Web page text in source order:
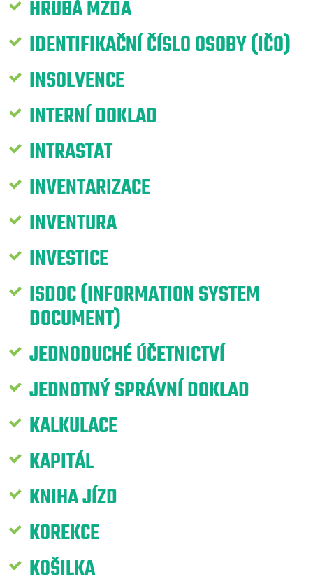
HRUBÁ MZDA
IDENTIFIKAČNÍ ČÍSLO OSOBY (IČO)
INSOLVENCE
INTERNÍ DOKLAD
INTRASTAT
INVENTARIZACE
INVENTURA
INVESTICE
ISDOC (INFORMATION SYSTEM
DOCUMENT)
JEDNODUCHÉ ÚČETNICTVÍ
JEDNOTNÝ SPRÁVNÍ DOKLAD
KALKULACE
KAPITÁL
KNIHA JÍZD
KOREKCE
KOŠILKA